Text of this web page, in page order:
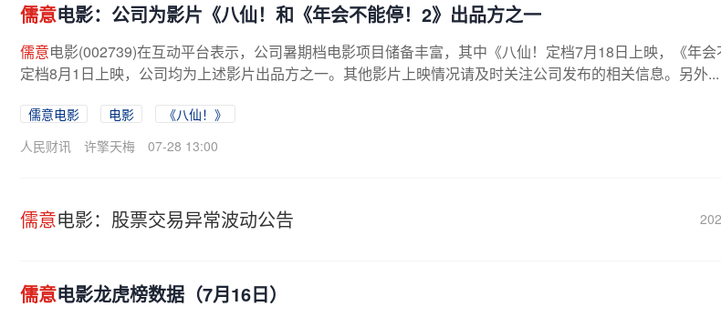
儒意电影：公司为影片《八仙！和《年会不能停！2》出品方之一
儒意电影(002739)在互动平台表示，公司暑期档电影项目储备丰富，其中《八仙！定档7月18日上映，《年会
定档8月1日上映，公司均为上述影片出品方之一。其他影片上映情况请及时关注公司发布的相关信息。另外...
儒意电影 电影
《八仙！》
人民财讯
许擎天梅 07-28 13:00
儒意电影：股票交易异常波动公告
儒意电影龙虎榜数据（7月16日）